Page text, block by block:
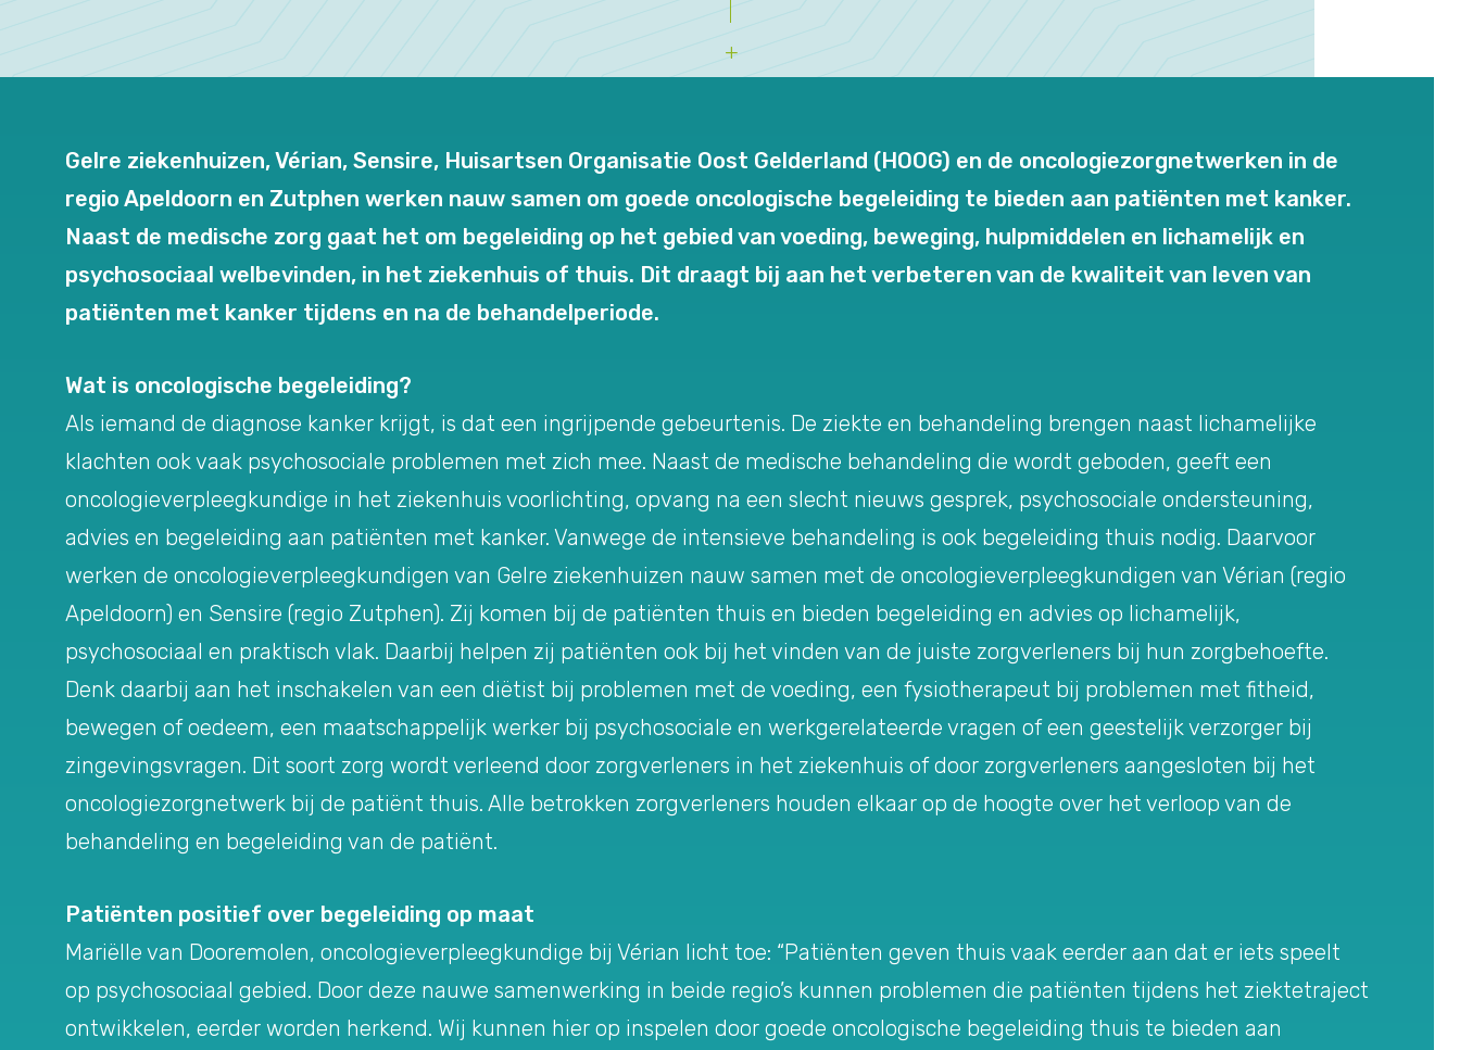
Gelre ziekenhuizen, Vérian, Sensire, Huisartsen Organisatie Oost Gelderland (HOOG) en de oncologiezorgnetwerken in de
regio Apeldoorn en Zutphen werken nauw samen om goede oncologische begeleiding te bieden aan patiënten met kanker.
Naast de medische zorg gaat het om begeleiding op het gebied van voeding, beweging, hulpmiddelen en lichamelijk en
psychosociaal welbevinden, in het ziekenhuis of thuis. Dit draagt bij aan het verbeteren van de kwaliteit van leven van
patiënten met kanker tijdens en na de behandelperiode.
Wat is oncologische begeleiding?
Als iemand de diagnose kanker krijgt, is dat een ingrijpende gebeurtenis. De ziekte en behandeling brengen naast lichamelijke
klachten ook vaak psychosociale problemen met zich mee. Naast de medische behandeling die wordt geboden, geeft een
oncologieverpleegkundige in het ziekenhuis voorlichting, opvang na een slecht nieuws gesprek, psychosociale ondersteuning,
advies en begeleiding aan patiënten met kanker. Vanwege de intensieve behandeling is ook begeleiding thuis nodig. Daarvoor
werken de oncologieverpleegkundigen van Gelre ziekenhuizen nauw samen met de oncologieverpleegkundigen van Vérian (regio
Apeldoorn) en Sensire (regio Zutphen). Zij komen bij de patiënten thuis en bieden begeleiding en advies op lichamelijk,
psychosociaal en praktisch vlak. Daarbij helpen zij patiënten ook bij het vinden van de juiste zorgverleners bij hun zorgbehoefte.
Denk daarbij aan het inschakelen van een diëtist bij problemen met de voeding, een fysiotherapeut bij problemen met fitheid,
bewegen of oedeem, een maatschappelijk werker bij psychosociale en werkgerelateerde vragen of een geestelijk verzorger bij
zingevingsvragen. Dit soort zorg wordt verleend door zorgverleners in het ziekenhuis of door zorgverleners aangesloten bij het
oncologiezorgnetwerk bij de patiënt thuis. Alle betrokken zorgverleners houden elkaar op de hoogte over het verloop van de
behandeling en begeleiding van de patiënt.
Patiënten positief over begeleiding op maat
Mariëlle van Dooremolen, oncologieverpleegkundige bij Vérian licht toe: “Patiënten geven thuis vaak eerder aan dat er iets speelt
op psychosociaal gebied. Door deze nauwe samenwerking in beide regio’s kunnen problemen die patiënten tijdens het ziektetraject
ontwikkelen, eerder worden herkend. Wij kunnen hier op inspelen door goede oncologische begeleiding thuis te bieden aan